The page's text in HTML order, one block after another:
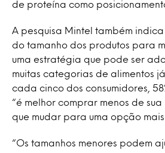
de proteína como
A pesquisa Mintel também
do tamanho dos produtos para
uma estratégia que pode ser
muitas categorias de alimentos
cada cinco dos consumidores,
“é melhor comprar menos de
que mudar para uma opção mais
“Os tamanhos menores podem